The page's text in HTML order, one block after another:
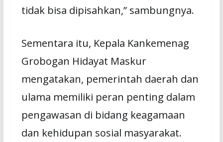
tidak bisa dipisahkan,” sambungnya.
Sementara itu, Kepala Kankemenag
Grobogan Hidayat Maskur
mengatakan, pemerintah daerah dan
ulama memiliki peran penting dalam
pengawasan di bidang keagamaan
dan kehidupan sosial masyarakat.